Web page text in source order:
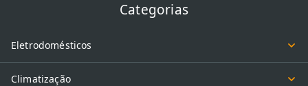
Categorias
Eletrodomésticos
Climatização